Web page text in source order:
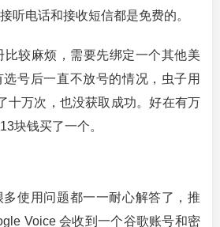
听电话和接收短信都是免费的。
比较麻烦，需要先绑定一个其他美
号后一直不放号的情况，虫子用
十万次，也没获取成功。好在有万
块钱买了一个。
使用问题都一一耐心解答了，推
Voice 会收到一个谷歌账号和密